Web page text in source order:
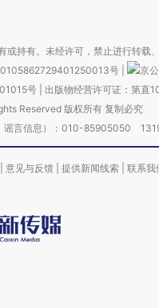
持有。未经许可，禁止进行转载
号
京
号| 出版物经营许可证：第直
Reserved 版权所有 复制必究
谣言信息）：010-85905050
意见与反馈 提供新闻线索 联系我